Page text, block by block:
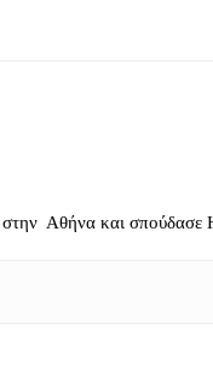
Αθήνα και σπούδασε